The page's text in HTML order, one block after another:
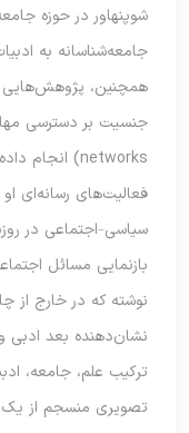
شوپنهاور در حوزه
جامعه‌شناسانه به
همچنین، پژوهش‌هایی به
networks) انجام داده است.
فعالیت‌های رسانه‌ای او
سیاسی–اجتماعی در
بازنمایی مسائل
نوشته که در خارج از
نشان‌دهنده بعد ادبی
ترکیب علم، جامعه،
تصویری منسجم از یک